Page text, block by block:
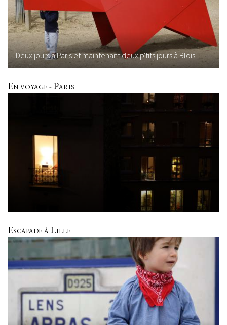
Deux jours a Paris et maintenant deux p'tits jours à Blois.
En voyage - Paris
Escapade à Lille